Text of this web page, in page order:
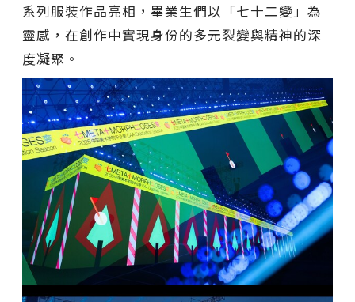
系列服裝作品亮相，畢業生們以「七十二變」為
靈感，在創作中實現身份的多元裂變與精神的深
度凝聚。